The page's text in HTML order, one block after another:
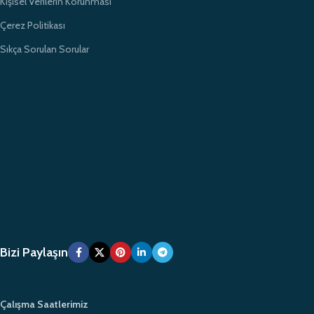
Çerez Politikası
Sıkça Sorulan Sorular
Bizi Paylaşın
Çalışma Saatlerimiz